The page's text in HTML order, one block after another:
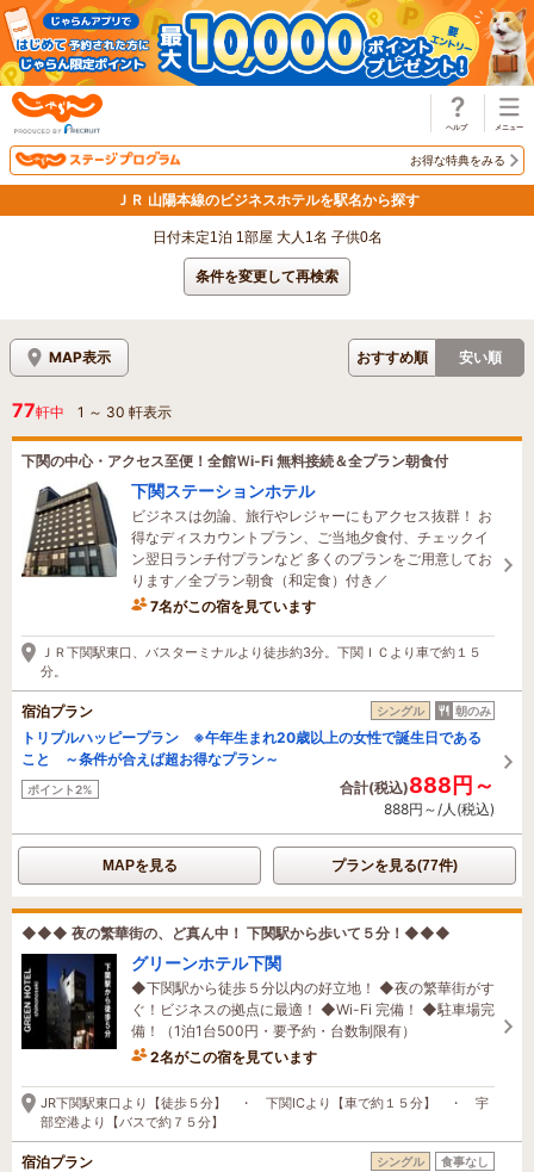
お得な特典をみる
ＪＲ 山陽本線のビジネスホテルを駅名から探す
日付未定1泊 1部屋 大人1名 子供0名
条件を変更して再検索
MAP表示 おすすめ順 安い順
77軒中 1 ～ 30 軒表示
下関の中心・アクセス至便！全館Ｗi-Fi 無料接続＆全プラン朝食付
下関ステーションホテル
ビジネスは勿論、旅行やレジャーにもアクセス抜群！ お
得なディスカウントプラン、ご当地夕食付、チェックイ
ン翌日ランチ付プランなど 多くのプランをご用意してお
ります／全プラン朝食（和定食）付き／
7名がこの宿を見ています
1時間前に予約されました
ＪＲ下関駅東口、バスターミナルより徒歩約3分。下関ＩＣより車で約１５
分。
宿泊プラン シングル 朝のみ
トリプルハッピープラン ※午年生まれ20歳以上の女性で誕生日である
こと ～条件が合えば超お得なプラン～
ポイント2% 合計(税込)888円～
888円～/人(税込)
MAPを見る プランを見る(77件)
◆◆◆ 夜の繁華街の、ど真ん中！ 下関駅から歩いて５分！◆◆◆
グリーンホテル下関
◆下関駅から徒歩５分以内の好立地！ ◆夜の繁華街がす
ぐ！ビジネスの拠点に最適！ ◆Wi-Fi 完備！ ◆駐車場完
備！（1泊1台500円・要予約・台数制限有）
2名がこの宿を見ています
6時間前に予約されました
JR下関駅東口より【徒歩５分】 ・ 下関ICより【車で約１５分】 ・ 宇
部空港より【バスで約７５分】
宿泊プラン シングル 食事なし